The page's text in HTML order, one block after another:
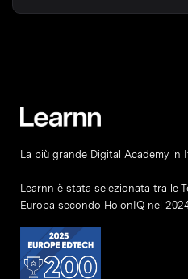
La più grande Digital Academy in
Learnn è stata selezionata tra le
Europa secondo HolonIQ nel